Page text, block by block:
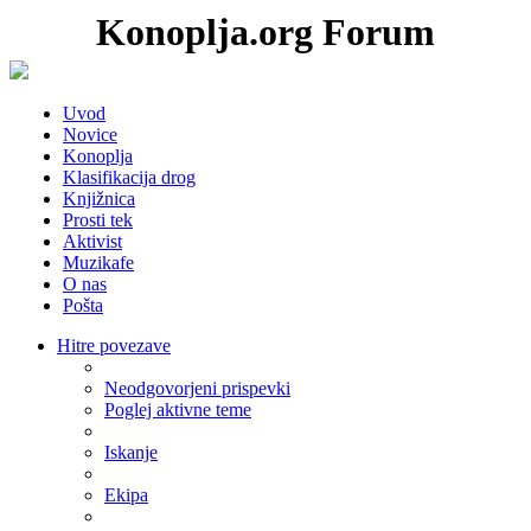
Konoplja.org Forum
Uvod
Novice
Konoplja
Klasifikacija drog
Knjižnica
Prosti tek
Aktivist
Muzikafe
O nas
Pošta
Hitre povezave
Neodgovorjeni prispevki
Poglej aktivne teme
Iskanje
Ekipa